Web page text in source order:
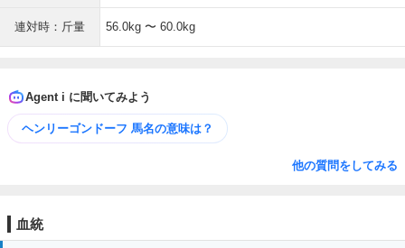
連対時：斤量 56.0kg 〜 60.0kg
Agent i に聞いてみよう
ヘンリーゴンドーフ 馬名の意味は？
他の質問をしてみる
血統